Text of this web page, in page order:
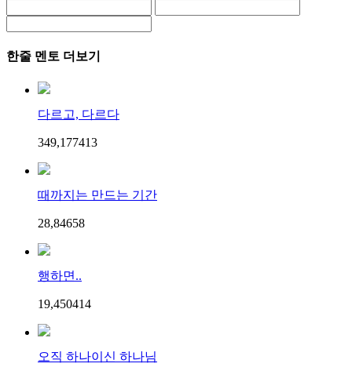
한줄 멘토 더보기
다르고, 다르다
349,177413
때까지는 만드는 기간
28,84658
행하면..
19,450414
오직 하나이신 하나님